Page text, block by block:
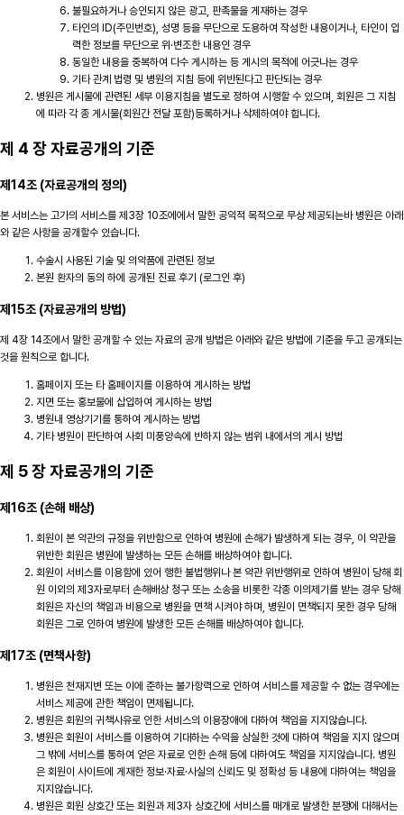
불필요하거나 승인되지 않은 광고, 판촉물을 게재하는 경우
타인의 ID(주민번호), 성명 등을 무단으로 도용하여 작성한 내용이거나, 타인이 입
력한 정보를 무단으로 위·변조한 내용인 경우
동일한 내용을 중복하여 다수 게시하는 등 게시의 목적에 어긋나는 경우
기타 관계 법령 및 병원의 지침 등에 위반된다고 판단되는 경우
병원은 게시물에 관련된 세부 이용지침을 별도로 정하여 시행할 수 있으며, 회원은 그 지침
에 따라 각 종 게시물(회원간 전달 포함)등록하거나 삭제하여야 합니다.
제 4 장 자료공개의 기준
제14조 (자료공개의 정의)
본 서비스는 고가의 서비스를 제3장 10조에에서 말한 공익적 목적으로 무상 제공되는바 병원은 아래
와 같은 사항을 공개할수 있습니다.
수술시 사용된 기술 및 의약품에 관련된 정보
본원 환자의 동의 하에 공개된 진료 후기 (로그인 후)
제15조 (자료공개의 방법)
제 4장 14조에서 말한 공개할 수 있는 자료의 공개 방법은 아래와 같은 방법에 기준을 두고 공개되는
것을 원칙으로 합니다.
홈페이지 또는 타 홈페이지를 이용하여 게시하는 방법
지면 또는 홍보물에 삽입하여 게시하는 방법
병원내 영상기기를 통하여 게시하는 방법
기타 병원이 판단하여 사회 미풍양속에 반하지 않는 범위 내에서의 게시 방법
제 5 장 자료공개의 기준
제16조 (손해 배상)
회원이 본 약관의 규정을 위반함으로 인하여 병원에 손해가 발생하게 되는 경우, 이 약관을
위반한 회원은 병원에 발생하는 모든 손해를 배상하여야 합니다.
회원이 서비스를 이용함에 있어 행한 불법행위나 본 약관 위반행위로 인하여 병원이 당해 회
원 이외의 제3자로부터 손해배상 청구 또는 소송을 비롯한 각종 이의제기를 받는 경우 당해
회원은 자신의 책임과 비용으로 병원을 면책 시켜야 하며, 병원이 면책되지 못한 경우 당해
회원은 그로 인하여 병원에 발생한 모든 손해를 배상하여야 합니다.
제17조 (면책사항)
병원은 천재지변 또는 이에 준하는 불가항력으로 인하여 서비스를 제공할 수 없는 경우에는
서비스 제공에 관한 책임이 면제됩니다.
병원은 회원의 귀책사유로 인한 서비스의 이용장애에 대하여 책임을 지지않습니다.
병원은 회원이 서비스를 이용하여 기대하는 수익을 상실한 것에 대하여 책임을 지지 않으며
그 밖에 서비스를 통하여 얻은 자료로 인한 손해 등에 대하여도 책임을 지지않습니다. 병원
은 회원이 사이트에 게재한 정보·자료·사실의 신뢰도 및 정확성 등 내용에 대하여는 책임을
지지않습니다.
병원은 회원 상호간 또는 회원과 제3자 상호간에 서비스를 매개로 발생한 분쟁에 대해서는